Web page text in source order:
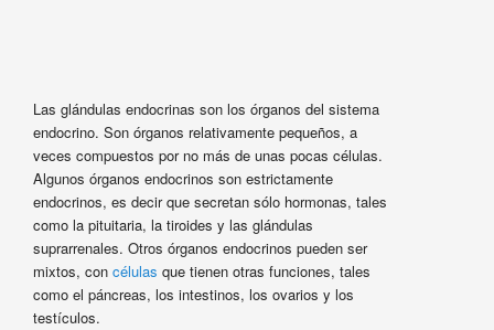
Las glándulas endocrinas son los órganos del sistema
endocrino. Son órganos relativamente pequeños, a
veces compuestos por no más de unas pocas células.
Algunos órganos endocrinos son estrictamente
endocrinos, es decir que secretan sólo hormonas, tales
como la pituitaria, la tiroides y las glándulas
suprarrenales. Otros órganos endocrinos pueden ser
mixtos, con células que tienen otras funciones, tales
como el páncreas, los intestinos, los ovarios y los
testículos.